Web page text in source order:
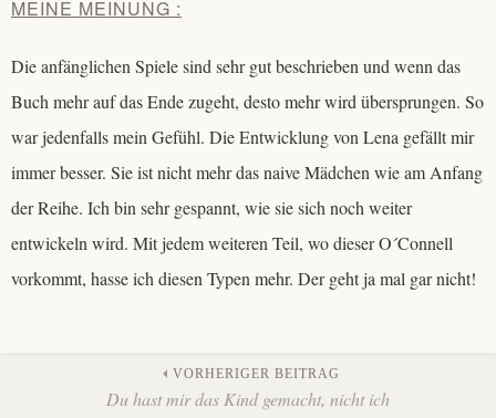
MEINE MEINUNG :
Die anfänglichen Spiele sind sehr gut beschrieben und wenn das
Buch mehr auf das Ende zugeht, desto mehr wird übersprungen. So
war jedenfalls mein Gefühl. Die Entwicklung von Lena gefällt mir
immer besser. Sie ist nicht mehr das naive Mädchen wie am Anfang
der Reihe. Ich bin sehr gespannt, wie sie sich noch weiter
entwickeln wird. Mit jedem weiteren Teil, wo dieser O´Connell
vorkommt, hasse ich diesen Typen mehr. Der geht ja mal gar nicht!
Beitrags-VORHERIGER BEITRAG
Du hast mir das Kind gemacht, nicht ich